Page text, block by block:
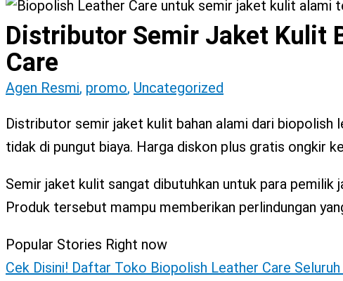
Biopolish Natural Oil
Artikel
Kontak Kami
Distributor Semir Jaket Kulit
Care
Agen Resmi, promo, Uncategorized
Distributor semir jaket kulit bahan alami dari
tidak di pungut biaya. Harga diskon plus gratis ongkir
Semir jaket kulit sangat dibutuhkan untuk para
Produk tersebut mampu memberikan perlindungan
Popular Stories Right now
Cek Disini! Daftar Toko Biopolish Leather Care